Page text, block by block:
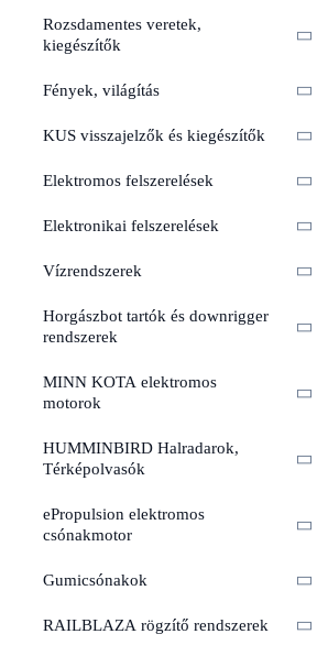
Rozsdamentes veretek,
kiegészítők
Fények, világítás
KUS visszajelzők és kiegészítők
Elektromos felszerelések
Elektronikai felszerelések
Vízrendszerek
Horgászbot tartók és downrigger
rendszerek
MINN KOTA elektromos
motorok
HUMMINBIRD Halradarok,
Térképolvasók
ePropulsion elektromos
csónakmotor
Gumicsónakok
RAILBLAZA rögzítő rendszerek